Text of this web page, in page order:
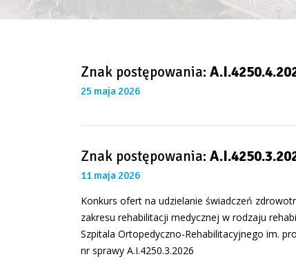
Znak postępowania:
25 maja 2026
Znak postępowania:
11 maja 2026
Konkurs ofert na udzielanie świadczeń
zakresu rehabilitacji medycznej w rodzaju
Szpitala Ortopedyczno-Rehabilitacyjnego im.
nr sprawy A.I.4250.3.2026